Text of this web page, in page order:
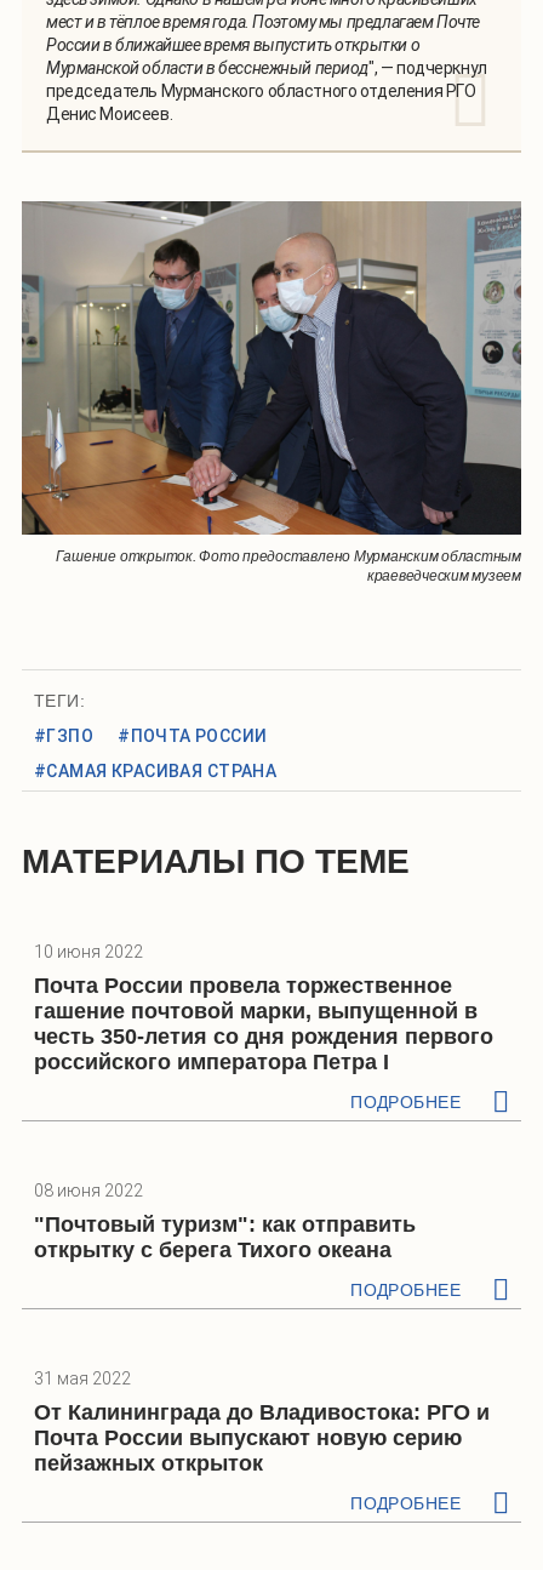
мест и в тёплое время года. Поэтому мы предлагаем Почте
России в ближайшее время выпустить открытки о
Мурманской области в бесснежный период", — подчеркнул
председатель Мурманского областного отделения РГО
Денис Моисеев.
Гашение открыток. Фото предоставлено Мурманским областным
краеведческим музеем
ТЕГИ:
#ГЗПО
#ПОЧТА РОССИИ
#САМАЯ КРАСИВАЯ СТРАНА
МАТЕРИАЛЫ ПО ТЕМЕ
10 июня 2022
Почта России провела торжественное
гашение почтовой марки, выпущенной в
честь 350-летия со дня рождения первого
российского императора Петра I
ПОДРОБНЕЕ
08 июня 2022
"Почтовый туризм": как отправить
открытку с берега Тихого океана
ПОДРОБНЕЕ
31 мая 2022
От Калининграда до Владивостока: РГО и
Почта России выпускают новую серию
пейзажных открыток
ПОДРОБНЕЕ